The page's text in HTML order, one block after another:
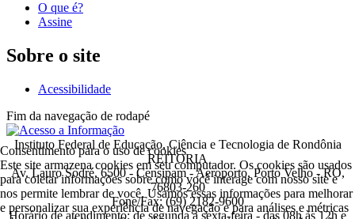
O que é?
Assine
Sobre o site
Acessibilidade
Fim da navegação de rodapé
Instituto Federal de Educação, Ciência e Tecnologia de Rondônia
REITORIA
Av. Lauro Sodré, 6500 - Censipam - Aeroporto, Porto Velho - RO,
76803-260
Fone/Fax: (69) 2182-9600
Horário de atendimento: de segunda a sexta-feira - das 08h às 12h e
Consentimento para o uso de cookies
Este site armazena cookies em seu computador. Os cookies são usados
para coletar informações sobre como você interage com nosso site e
nos permite lembrar de você. Usamos essas informações para melhorar
e personalizar sua experiência de navegação e para análises e métricas